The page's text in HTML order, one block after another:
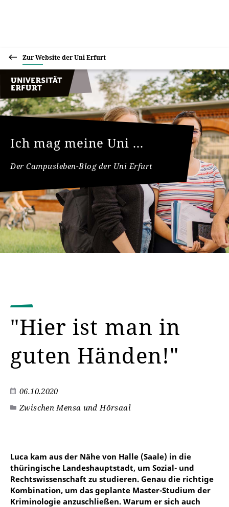
Zur Website der Uni Erfurt
Ich mag meine Uni ...
Der Campusleben-Blog der Uni Erfurt
"Hier ist man in
guten Händen!"
06.10.2020
Zwischen Mensa und Hörsaal
Luca kam aus der Nähe von Halle (Saale) in die
thüringische Landeshauptstadt, um Sozial- und
Rechtswissenschaft zu studieren. Genau die richtige
Kombination, um das geplante Master-Studium der
Kriminologie anzuschließen. Warum er sich auch